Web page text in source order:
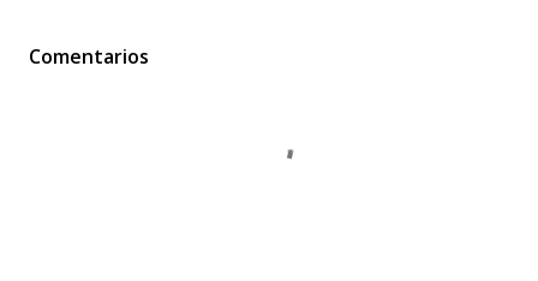
Comentarios